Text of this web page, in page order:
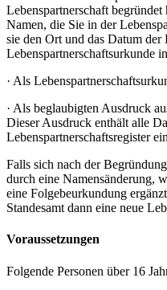
Lebenspartnerschaft
Namen, die Sie in der
sie den Ort und das Datum
Lebenspartnerschaftsurkunde
· Als
· Als beglaubigten Ausdruck
Dieser Ausdruck enthält alle
Lebenspartnerschaftsregister
Falls sich nach der
durch eine Namensänderung,
eine Folgebeurkundung
Standesamt dann eine neue
Voraussetzungen
Folgende Personen über 16